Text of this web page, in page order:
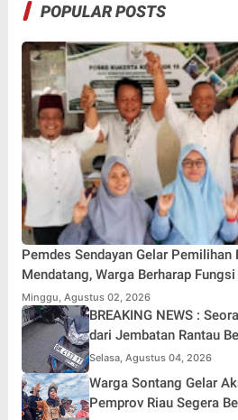
POPULAR POSTS
Pemdes Sendayan Gelar
Mendatang, Warga Berharap
Maksimal
Minggu, Agustus 02, 2026
BREAKING NEWS :
dari Jembatan Rantau
Motor Ditinggal di Lokasi
Selasa, Agustus 04, 2026
Warga Sontang Gelar
Pemprov Riau Segera